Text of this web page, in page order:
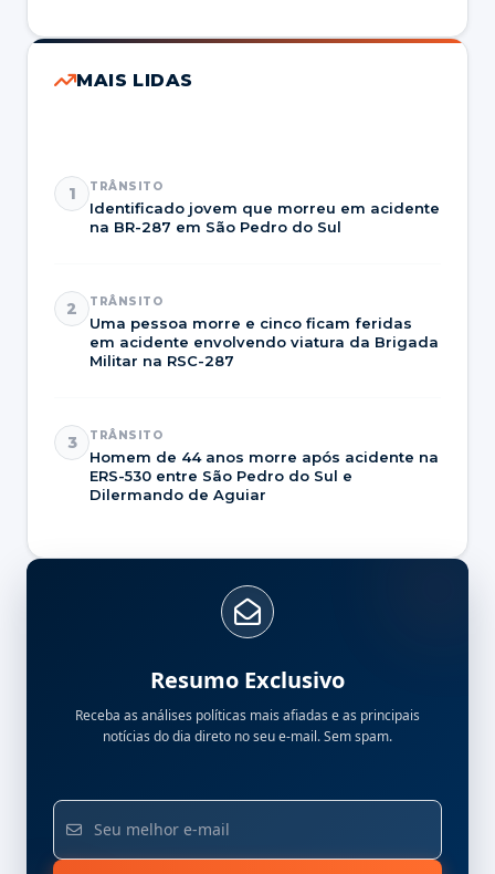
MAIS LIDAS
1 TRÂNSITO
Identificado jovem que morreu em acidente
na BR-287 em São Pedro do Sul
2 TRÂNSITO
Uma pessoa morre e cinco ficam feridas
em acidente envolvendo viatura da Brigada
Militar na RSC-287
3 TRÂNSITO
Homem de 44 anos morre após acidente na
ERS-530 entre São Pedro do Sul e
Dilermando de Aguiar
Resumo Exclusivo
Receba as análises políticas mais afiadas e as principais
notícias do dia direto no seu e-mail. Sem spam.